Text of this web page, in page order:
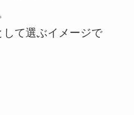
て選ぶイメージで